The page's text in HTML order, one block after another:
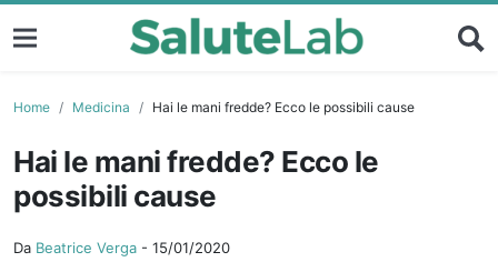
Home Medicina Hai le mani fredde? Ecco le possibili cause
Hai le mani fredde? Ecco le
possibili cause
Da Beatrice Verga - 15/01/2020